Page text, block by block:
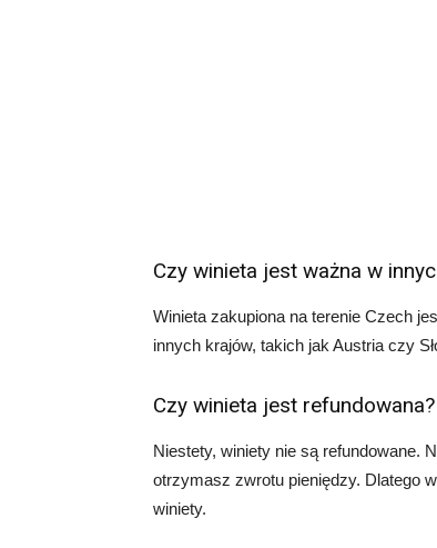
Czy winieta jest ważna w
Winieta zakupiona na terenie Czech
innych krajów, takich jak Austria czy
Czy winieta jest refundowana?
Niestety, winiety nie są refundowane.
otrzymasz zwrotu pieniędzy. Dlatego
winiety.